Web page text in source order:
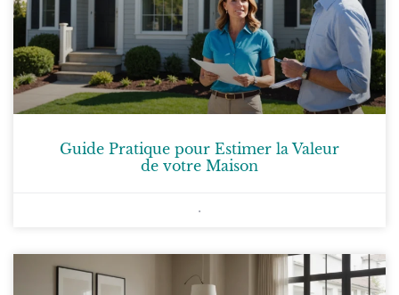
Guide Pratique pour Estimer la Valeur
de votre Maison